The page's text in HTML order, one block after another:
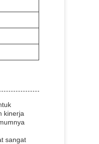
kinerja
sangat